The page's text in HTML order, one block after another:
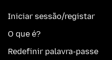
Iniciar sessão/registar
O que é?
Redefinir palavra-passe